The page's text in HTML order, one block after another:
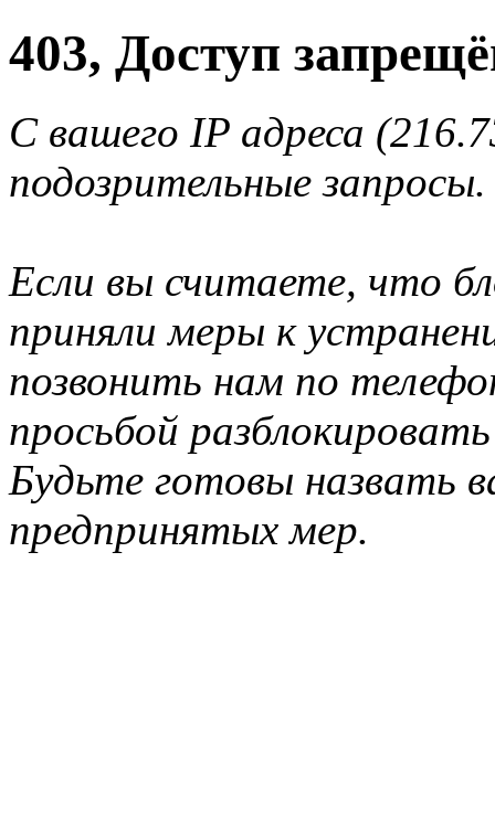
403, Доступ
С вашего IP адреса
подозрительные запросы.
Если вы считаете, что
приняли меры к
позвонить нам по
просьбой
Будьте готовы назвать
предпринятых мер.